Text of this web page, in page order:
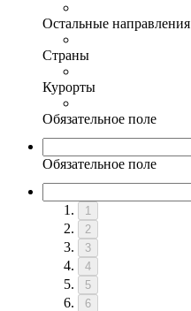
Остальные направления
Страны
Курорты
Обязательное поле
Обязательное поле
1
2
3
4
5
6